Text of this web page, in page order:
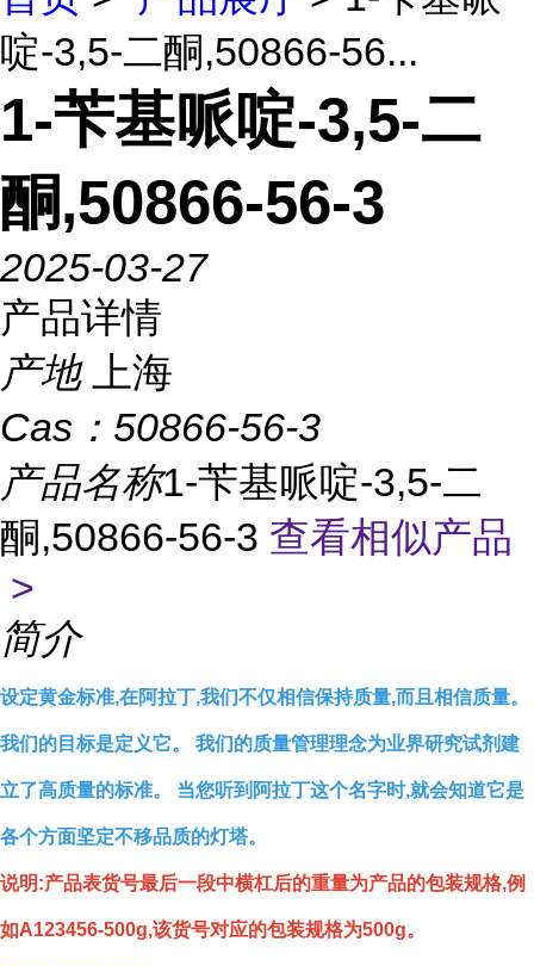
啶-3,5-二酮,50866-56...
1-苄基哌啶-3,5-二
酮,50866-56-3
2025-03-27
产品详情
产地
上海
Cas： 50866-56-3
产品名称1-苄基哌啶-3,5-二
酮,50866-56-3 查看相似产品
>
简介
设定黄金标准,在阿拉丁,我们不仅相信保持质量,而且相信质量。
我们的目标是定义它。 我们的质量管理理念为业界研究试剂建
立了高质量的标准。 当您听到阿拉丁这个名字时,就会知道它是
各个方面坚定不移品质的灯塔。
说明:产品表货号最后一段中横杠后的重量为产品的包装规格,例
如A123456-500g,该货号对应的包装规格为500g。